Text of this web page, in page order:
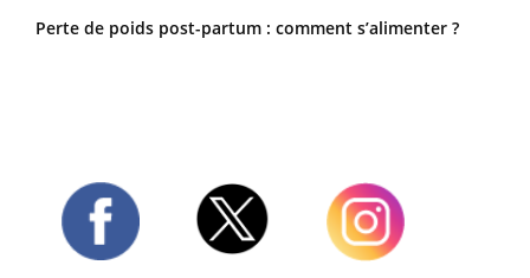
Perte de poids post-partum : comment s’alimenter ?